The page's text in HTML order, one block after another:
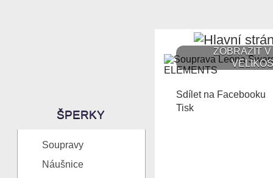
ŠPERKY
Soupravy
Náušnice
ZOBRAZIT
Sdílet na Facebooku
Tisk